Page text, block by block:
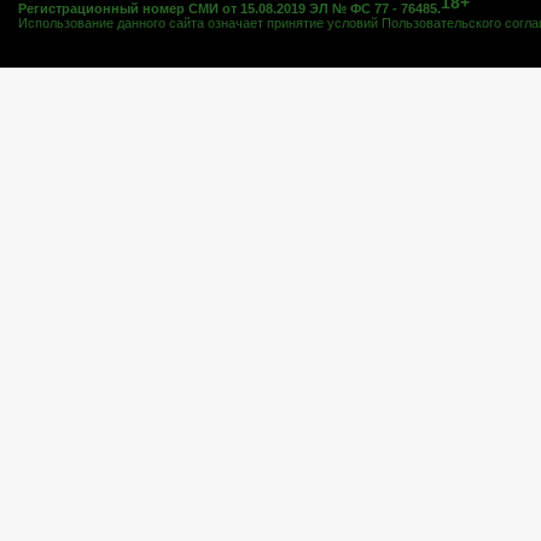
Регистрационный номер СМИ от 15.08.2019 ЭЛ № ФС 77 - 76485.
Использование данного сайта означает принятие условий Пользовательского